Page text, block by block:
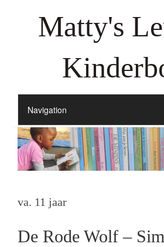
Matty's
va. 11 jaar
De Rode Wolf –